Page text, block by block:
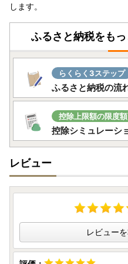
します。
ふるさと納税をも
らくらく3ステップ
ふるさと納税の流
控除上限額の限度
控除シミュレーシ
レビュー
レビュー